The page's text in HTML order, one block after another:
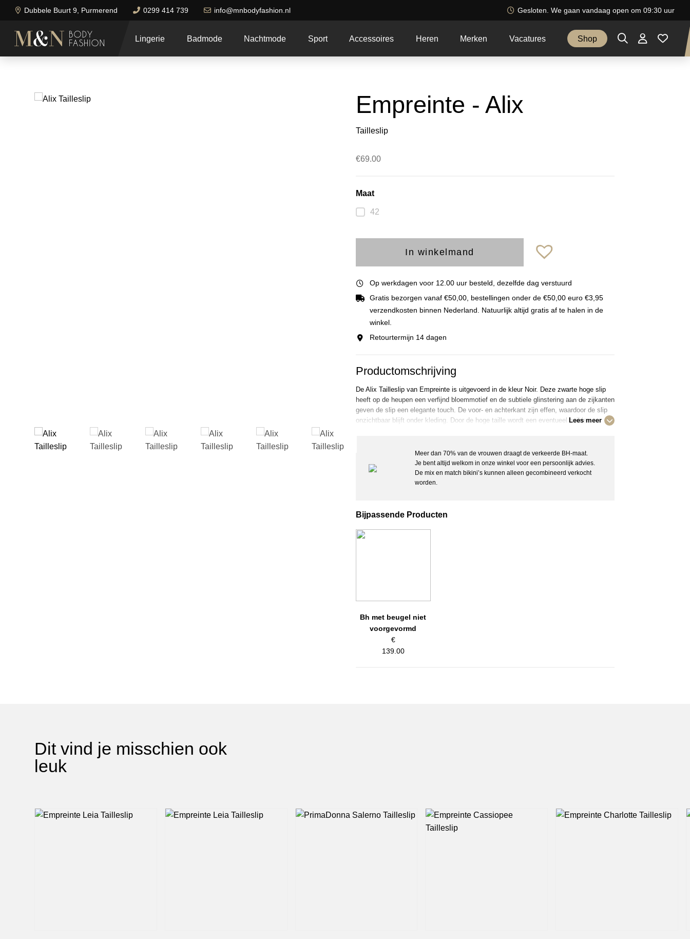
Dubbele Buurt 9, Purmerend 0299 414 739 info@mnbodyfashion.nl Gesloten. We gaan vandaag open om 09:30 uur
Lingerie Badmode Nachtmode Sport Accessoires Heren Merken Vacatures Shop
Empreinte - Alix
Tailleslip
€69.00
Maat
42
In winkelmand
Op werkdagen voor 12.00 uur besteld, dezelfde dag verstuurd
Gratis bezorgen vanaf €50,00, bestellingen onder de €50,00 euro €3,95
verzendkosten binnen Nederland. Natuurlijk altijd gratis af te halen in de
winkel.
Retourtermijn 14 dagen
Productomschrijving
De Alix Tailleslip van Empreinte is uitgevoerd in de kleur Noir. Deze zwarte hoge slip
heeft op de heupen een verfijnd bloemmotief en de subtiele glinstering aan de zijkanten
geven de slip een elegante touch. De voor- en achterkant zijn effen, waardoor de slip
onzichtbaar blijft onder kleding. Door de hoge taille wordt een eventueel buikje
perfecte pasvorm en staat heel vrouwelijk.
– Heuphoogte: Hoog
– Semi-transparant
– Materiaal: 64% polyamide, 23% elastaan, 8% polyester, 5% katoen
– Wasvoorschriften: Handwas, niet geschikt voor de droger
Lees meer
Meer dan 70% van de vrouwen draagt de verkeerde BH-maat.
Je bent altijd welkom in onze winkel voor een persoonlijk advies.
De mix en match bikini’s kunnen alleen gecombineerd verkocht
worden.
Bijpassende Producten
Bh met beugel niet
voorgevormd
€
139.00
Dit vind je misschien ook
leuk